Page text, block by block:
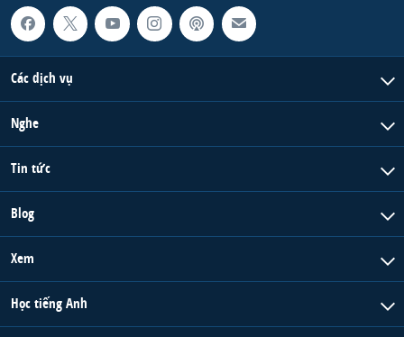
Các dịch vụ
Nghe
Tin tức
Blog
Xem
Học tiếng Anh